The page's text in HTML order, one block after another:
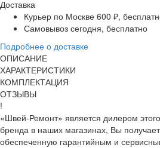
Доставка
Курьер по Москве 600 ₽,
Самовывоз сегодня, бесплатно
Подробнее о доставке
ОПИСАНИЕ
ХАРАКТЕРИСТИКИ
КОМПЛЕКТАЦИЯ
ОТЗЫВЫ
!
«Швей-Ремонт» является дилером
бренда в наших магазинах, Вы
обеспеченную гарантийным и